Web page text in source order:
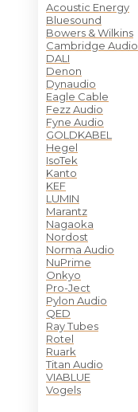
Acoustic Energy
Bluesound
Bowers & Wilkins
Cambridge Audio
DALI
Denon
Dynaudio
Eagle Cable
Fezz Audio
Fyne Audio
GOLDKABEL
Hegel
IsoTek
Kanto
KEF
LUMIN
Marantz
Nagaoka
Nordost
Norma Audio
NuPrime
Onkyo
Pro-Ject
Pylon Audio
QED
Ray Tubes
Rotel
Ruark
Titan Audio
VIABLUE
Vogels